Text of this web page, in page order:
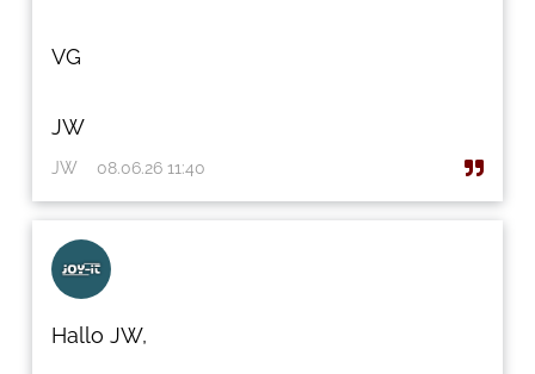
VG
JW
JW 08.06.26 11:40
Hallo JW,